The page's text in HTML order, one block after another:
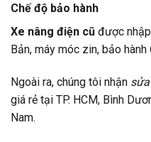
Chế độ bảo hành
Xe nâng điện cũ được
Bản, máy móc zin, bảo
Ngoài ra, chúng tôi nhận
giá rẻ tại TP. HCM, Bình
Nam.